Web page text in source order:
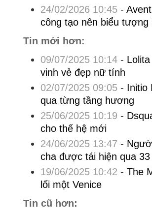
24/02/2026 10:45-
công tạo nên biểu
Tin mới hơn:
09/07/2025 10:14-
vinh vẻ đẹp nữ tính
02/07/2025 09:05- Initio
qua từng tầng hương
25/06/2025 10:19 -
cho thế hệ mới
24/06/2025 13:47 -
cha được tái hiện qua
19/06/2025 10:42 - The
lối một Venice
Tin cũ hơn: